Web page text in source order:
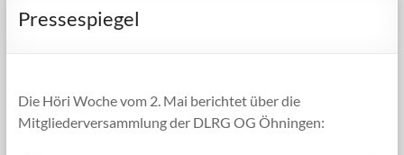
e.V.
Pressespiegel
Die Höri Woche vom 2. Mai berichtet über die
Mitgliederversammlung der DLRG OG Öhningen: